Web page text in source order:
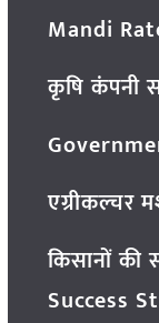
Mandi
कृषि कंपनी
एग्रीकल्चर
किसानों
Success